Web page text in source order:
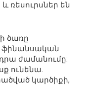
ռեսուրսներ են
ծառը
ֆինանսական
ժամանումը:
ունենա.
կարծիքի,